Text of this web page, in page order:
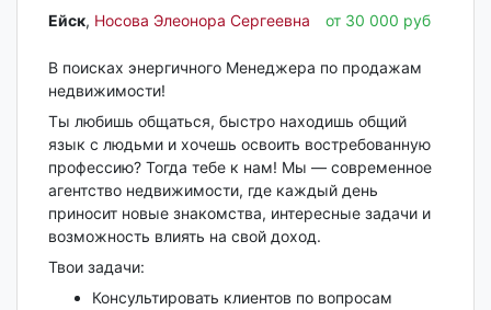
Ейск‎, Носова Элеонора Сергеевна от 30 000 руб
В поисках энергичного Менеджера по продажам
недвижимости!
Ты любишь общаться, быстро находишь общий
язык с людьми и хочешь освоить востребованную
профессию? Тогда тебе к нам! Мы — современное
агентство недвижимости, где каждый день
приносит новые знакомства, интересные задачи и
возможность влиять на свой доход.
Твои задачи:
Консультировать клиентов по вопросам